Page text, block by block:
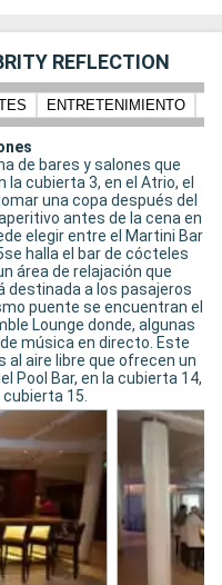
REFLECTION
ENTRETENIMIENTO
de bares y salones que
cubierta 3, en el Atrio, el
una copa después del
antes de la cena en
elegir entre el Martini Bar
halla el bar de cócteles
área de relajación que
destinada a los pasajeros
puente se encuentran el
Lounge donde, algunas
música en directo. Este
al aire libre que ofrecen un
Pool Bar, en la cubierta 14,
cubierta 15.